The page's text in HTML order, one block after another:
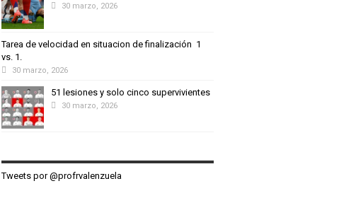
30 marzo, 2026
Tarea de velocidad en situacion de finalización 1
vs. 1.
30 marzo, 2026
51 lesiones y solo cinco supervivientes
30 marzo, 2026
Tweets por @profrvalenzuela